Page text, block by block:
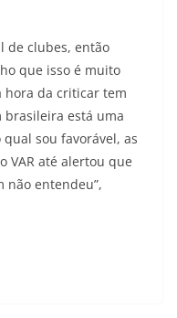
de clubes, então
que isso é muito
hora da criticar tem
está uma
qual sou favorável, as
VAR até alertou que
não entendeu”,